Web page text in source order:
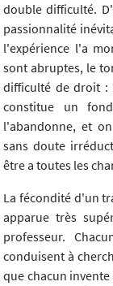
double difficulté.
passionnalité
l'expérience l'a
sont abruptes, le
difficulté de droit
constitue un
l'abandonne, et
sans doute
être a toutes les
La fécondité d'un
apparue très
professeur.
conduisent à
que chacun